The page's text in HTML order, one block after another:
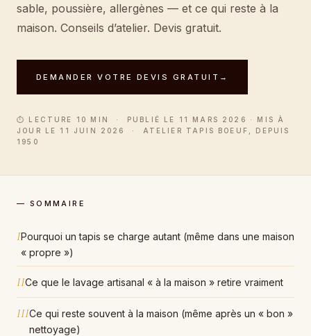
sable, poussière, allergènes — et ce qui reste à la
maison. Conseils d’atelier. Devis gratuit.
DEMANDER VOTRE DEVIS GRATUIT →
⏱ LECTURE 10 MIN · PUBLIÉ LE 11 MARS 2026 · MIS À
JOUR LE 11 JUIN 2026 · ATELIER TAPIS BOEUF, DEPUIS
1950
— SOMMAIRE
IPourquoi un tapis se charge autant (même dans une maison
« propre »)
IICe que le lavage artisanal « à la maison » retire vraiment
IIICe qui reste souvent à la maison (même après un « bon »
nettoyage)